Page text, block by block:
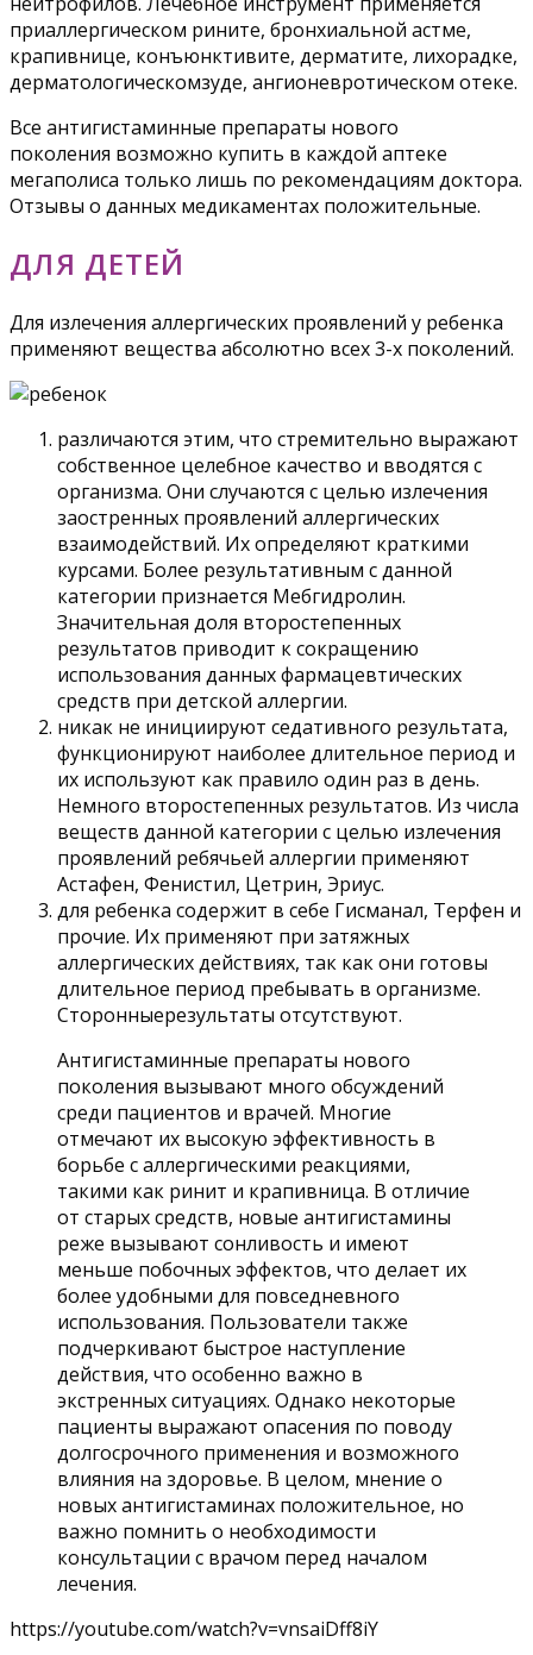
приаллергическом рините, бронхиальной астме,
крапивнице, конъюнктивите, дерматите, лихорадке,
дерматологическомзуде, ангионевротическом отеке.
Все антигистаминные препараты нового
поколения возможно купить в каждой аптеке
мегаполиса только лишь по рекомендациям доктора.
Отзывы о данных медикаментах положительные.
ДЛЯ ДЕТЕЙ
Для излечения аллергических проявлений у ребенка
применяют вещества абсолютно всех 3-х поколений.
различаются этим, что стремительно выражают
собственное целебное качество и вводятся с
организма. Они случаются с целью излечения
заостренных проявлений аллергических
взаимодействий. Их определяют краткими
курсами. Более результативным с данной
категории признается Мебгидролин.
Значительная доля второстепенных
результатов приводит к сокращению
использования данных фармацевтических
средств при детской аллергии.
никак не инициируют седативного результата,
функционируют наиболее длительное период и
их используют как правило один раз в день.
Немного второстепенных результатов. Из числа
веществ данной категории с целью излечения
проявлений ребячьей аллергии применяют
Астафен, Фенистил, Цетрин, Эриус.
для ребенка содержит в себе Гисманал, Терфен и
прочие. Их применяют при затяжных
аллергических действиях, так как они готовы
длительное период пребывать в организме.
Сторонныерезультаты отсутствуют.
Антигистаминные препараты нового
поколения вызывают много обсуждений
среди пациентов и врачей. Многие
отмечают их высокую эффективность в
борьбе с аллергическими реакциями,
такими как ринит и крапивница. В отличие
от старых средств, новые антигистамины
реже вызывают сонливость и имеют
меньше побочных эффектов, что делает их
более удобными для повседневного
использования. Пользователи также
подчеркивают быстрое наступление
действия, что особенно важно в
экстренных ситуациях. Однако некоторые
пациенты выражают опасения по поводу
долгосрочного применения и возможного
влияния на здоровье. В целом, мнение о
новых антигистаминах положительное, но
важно помнить о необходимости
консультации с врачом перед началом
лечения.
https://youtube.com/watch?v=vnsaiDff8iY